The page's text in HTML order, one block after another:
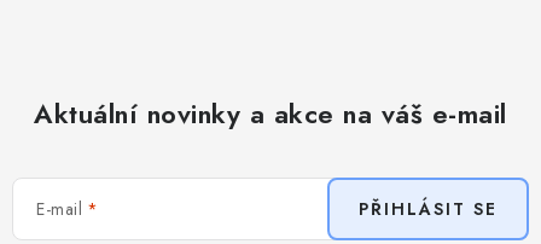
Aktuální novinky a akce na váš e-mail
E-mail PŘIHLÁSIT SE